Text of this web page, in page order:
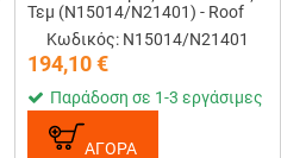
Τεμ (N15014/N21401) - Roof
RailsΚωδικός: N15014/N21401
194,10€
Παράδοση σε 1-3 εργάσιμες
ΑΓΟΡΑ